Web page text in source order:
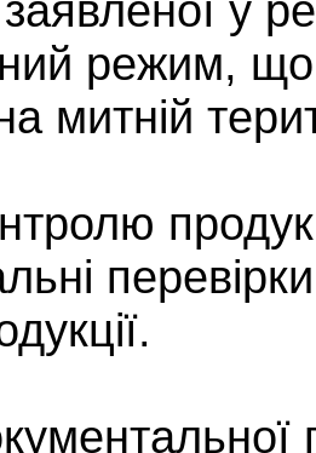
режим, що
митній